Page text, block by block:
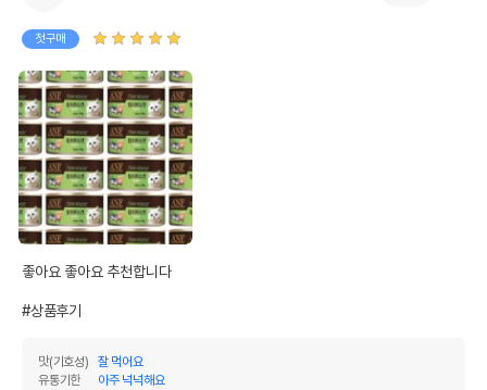
첫구매
좋아요 좋아요 추천합니다
#상품후기
맛(기호성)
잘 먹어요
유통기한
아주 넉넉해요